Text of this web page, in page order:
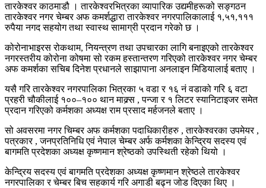
तारकेश्वर काठमाडौ । तारकेश्वरभित्रका व्यापारिक उद्यमीहरूको सङ्गठन
तारकेश्वर नगर चेम्बर अफ कमर्शद्धारा तारकेश्वर नगरपालिकालाई १,५१,१११
रुपैया नगद सहयोग तथा स्वास्थ सामाग्री प्रदान गरेको छ ।
कोरोनाभाइरस रोकथाम, नियन्त्रण तथा उपचारका लागि बनाइएको तारकेश्वर
नगरस्तरीय कोरोना कोषमा सो रकम हस्तान्तरण गरिएको तारकेश्वर नगर चेम्बर
अफ कमर्शका सचिब दिनेश प्रधानले साझापाना अनलाइन मिडियालाई बताए ।
यसै गरि तारकेश्वर नगरपालिका भित्रका ५ वडा र १६ नं वडाको गरि ६ वटा
प्रहरी चौकीलाई १००–१०० थान माक्र्स , पन्जा र १ लिटर स्यानिटाइजर समेत
प्रदान गरिएको कर्मशका अध्यक्ष राम प्रसाद मर्हजनले बताए ।
सो अवसरमा नगर चिम्बर अफ कर्मशका पदाधिकारीहरु , तारकेश्वरका उपमेयर ,
पत्रकार , जनप्रतिनिधि एवं नेपाल चेम्बर अर्फ कर्मशका केन्द्रिय सदस्य एवं
बागमति प्रदेशका अध्यक्ष कृष्णमान श्रेष्ठको उपस्थिती रहेको थियो ।
केन्द्रिय सदस्य एवं बागमति प्रदेशका अध्यक्ष कृष्णमान श्रेष्ठले तारकेश्वर
नगरपालिका र चेम्बर बिच सहकार्य गरि अगाडी बढ्न जोड दिएका थिए ।